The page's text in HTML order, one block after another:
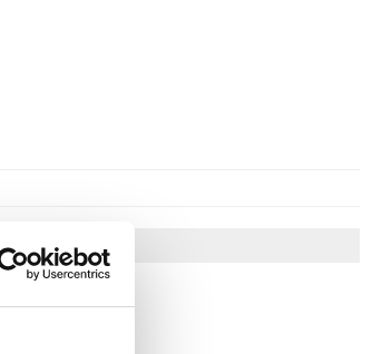
Vinkkejä sinulle